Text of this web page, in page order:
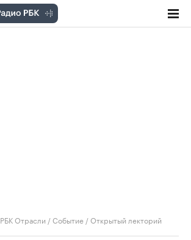
РБК Отрасли / Событие /Открытый лекторий